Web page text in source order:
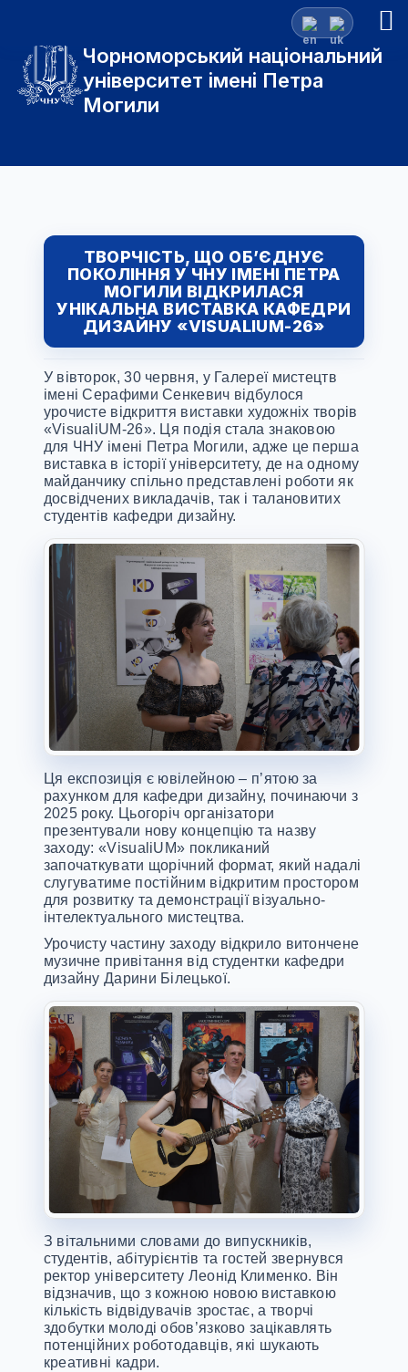
Чорноморський національний
університет імені Петра
Могили
ТВОРЧІСТЬ, ЩО ОБ’ЄДНУЄ
ПОКОЛІННЯ У ЧНУ ІМЕНІ ПЕТРА
МОГИЛИ ВІДКРИЛАСЯ
УНІКАЛЬНА ВИСТАВКА КАФЕДРИ
ДИЗАЙНУ «VISUALIUM-26»
У вівторок, 30 червня, у Галереї мистецтв
імені Серафими Сенкевич відбулося
урочисте відкриття виставки художніх творів
«VisualiUM-26». Ця подія стала знаковою
для ЧНУ імені Петра Могили, адже це перша
виставка в історії університету, де на одному
майданчику спільно представлені роботи як
досвідчених викладачів, так і талановитих
студентів кафедри дизайну.
Ця експозиція є ювілейною – п’ятою за
рахунком для кафедри дизайну, починаючи з
2025 року. Цьогоріч організатори
презентували нову концепцію та назву
заходу: «VisualiUM» покликаний
започаткувати щорічний формат, який надалі
слугуватиме постійним відкритим простором
для розвитку та демонстрації візуально-
інтелектуального мистецтва.
Урочисту частину заходу відкрило витончене
музичне привітання від студентки кафедри
дизайну Дарини Білецької.
З вітальними словами до випускників,
студентів, абітурієнтів та гостей звернувся
ректор університету Леонід Клименко. Він
відзначив, що з кожною новою виставкою
кількість відвідувачів зростає, а творчі
здобутки молоді обов’язково зацікавлять
потенційних роботодавців, які шукають
креативні кадри.